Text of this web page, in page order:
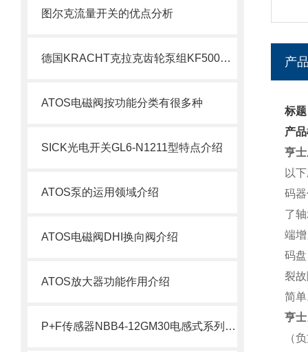
图尔克流量开关的优点分析
德国KRACHT克拉克齿轮泵组KF500BF7选购指南
ATOS电磁阀按功能分类有很多种
SICK光电开关GL6-N1211型特点介绍
ATOS泵的运用领域介绍
ATOS电磁阀DHI换向阀介绍
ATOS放大器功能作用介绍
P+F传感器NBB4-12GM30电感式系列参数介绍
产
标
产
亨
以
码
了
端
码
裂
简
亨
（